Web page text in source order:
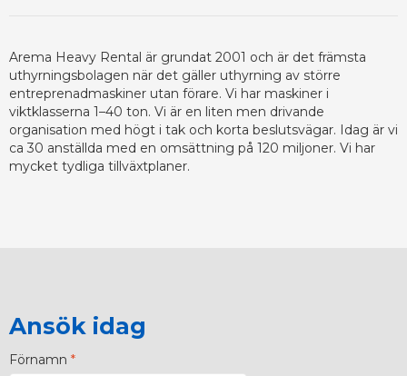
Arema Heavy Rental är grundat 2001 och är det främsta
uthyrningsbolagen när det gäller uthyrning av större
entreprenadmaskiner utan förare. Vi har maskiner i
viktklasserna 1–40 ton. Vi är en liten men drivande
organisation med högt i tak och korta beslutsvägar. Idag är vi
ca 30 anställda med en omsättning på 120 miljoner. Vi har
mycket tydliga tillväxtplaner.
Ansök idag
Förnamn *